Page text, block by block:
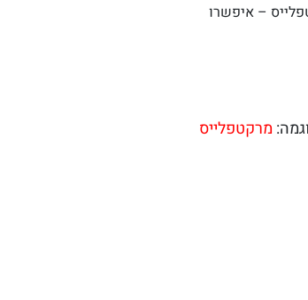
– איפשרו
מרקטפלייס